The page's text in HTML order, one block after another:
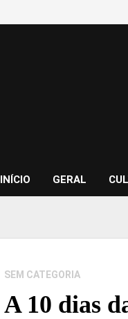
INÍCIO GERAL
SEM CATEGORIA
A 10 dias